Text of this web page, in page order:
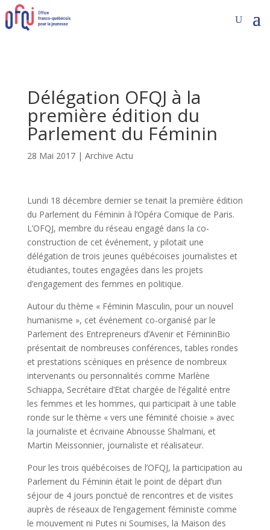
Délégation OFQJ à la
première édition du
Parlement du Féminin
28 Mai 2017| Archive Actu
Lundi 18 décembre dernier se tenait la première édition
du Parlement du Féminin à l’Opéra Comique de Paris.
L’OFQJ, membre du réseau engagé dans la co-
construction de cet événement, y pilotait une
délégation de trois jeunes québécoises journalistes et
étudiantes, toutes engagées dans les projets
d’engagement des femmes en politique.
Autour du thème « Féminin Masculin, pour un nouvel
humanisme », cet événement co-organisé par le
Parlement des Entrepreneurs d’Avenir et FémininBio
présentait de nombreuses conférences, tables rondes
et prestations scéniques en présence de nombreux
intervenants ou personnalités comme Marlène
Schiappa, Secrétaire d’Etat chargée de l’égalité entre
les femmes et les hommes, qui participait à une table
ronde sur le thème « vers une féminité choisie » avec
la journaliste et écrivaine Abnousse Shalmani, et
Martin Meissonnier, journaliste et réalisateur.
Pour les trois québécoises de l’OFQJ, la participation au
Parlement du Féminin était le point de départ d’un
séjour de 4 jours ponctué de rencontres et de visites
auprès de réseaux de l’engagement féministe comme
le mouvement ni Putes ni Soumises, la Maison des